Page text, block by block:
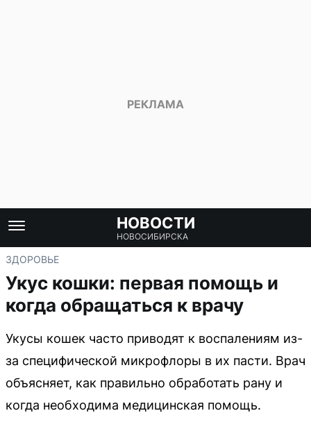
НОВОСТИ
НОВОСИБИРСКА
ЗДОРОВЬЕ
Укус кошки: первая помощь и
когда обращаться к врачу
Укусы кошек часто приводят к воспалениям из-
за специфической микрофлоры в их пасти. Врач
объясняет, как правильно обработать рану и
когда необходима медицинская помощь.